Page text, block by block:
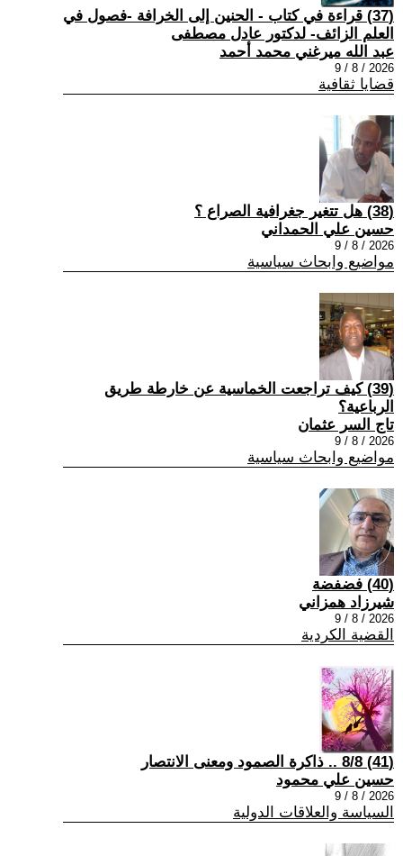
(37) قراءة في كتاب - الحنين إلى الخرافة -فصول في
العلم الزائف- لدكتور عادل مصطفى
عبد الله ميرغني محمد أحمد
2026 / 8 / 9
قضايا ثقافية
(38) هل تتغير جغرافية الصراع ؟
حسين علي الحمداني
2026 / 8 / 9
مواضيع وابحاث سياسية
(39) كيف تراجعت الخماسية عن خارطة طريق
الرباعية؟
تاج السر عثمان
2026 / 8 / 9
مواضيع وابحاث سياسية
(40) فضفضة
شيرزاد همزاني
2026 / 8 / 9
القضية الكردية
(41) 8/8 .. ذاكرة الصمود ومعنى الانتصار
حسين علي محمود
2026 / 8 / 9
السياسة والعلاقات الدولية